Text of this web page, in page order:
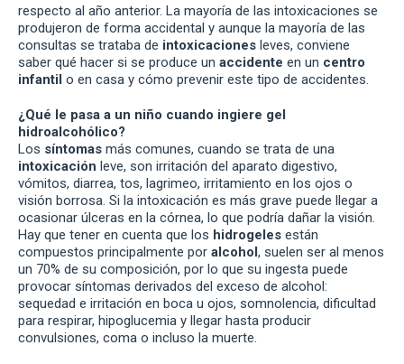
respecto al año anterior. La mayoría de las intoxicaciones se
produjeron de forma accidental y aunque la mayoría de las
consultas se trataba de intoxicaciones leves, conviene
saber qué hacer si se produce un accidente en un centro
infantil o en casa y cómo prevenir este tipo de accidentes.
¿Qué le pasa a un niño cuando ingiere gel
hidroalcohólico?
Los síntomas más comunes, cuando se trata de una
intoxicación leve, son irritación del aparato digestivo,
vómitos, diarrea, tos, lagrimeo, irritamiento en los ojos o
visión borrosa. Si la intoxicación es más grave puede llegar a
ocasionar úlceras en la córnea, lo que podría dañar la visión.
Hay que tener en cuenta que los hidrogeles están
compuestos principalmente por alcohol, suelen ser al menos
un 70% de su composición, por lo que su ingesta puede
provocar síntomas derivados del exceso de alcohol:
sequedad e irritación en boca u ojos, somnolencia, dificultad
para respirar, hipoglucemia y llegar hasta producir
convulsiones, coma o incluso la muerte.